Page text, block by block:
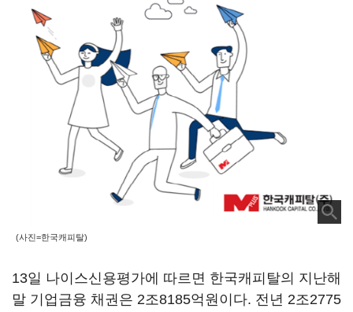
(사진=한국캐피탈)
13일 나이스신용평가에 따르면 한국캐피탈의 지난해
말 기업금융 채권은 2조8185억원이다. 전년 2조2775